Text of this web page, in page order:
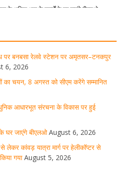
के अधिक आयु के बुजुर्गों के घर जाएंगे बीएलओ
सिंह धामी ने हरकी पैड़ी से लेकर कांवड़ यात्रा मार्ग
से शिवभक्तों पर पुष्पवर्षा कर उनका स्वागत किया गया
में कांवड़ यात्रा के दौरान मंगलवार को आस्था, सेवा
का अद्भुत संगम देखने को मिला
पर बनबसा रेलवे स्टेशन पर अमृतसर–टनकपुर
6, 2026
का चयन, 8 अगस्त को सीएम करेंगे सम्मानित
आधारभूत संरचना के विकास पर हुई
घर जाएंगे बीएलओ August 6, 2026
लेकर कांवड़ यात्रा मार्ग पर हेलीकॉप्टर से
गया August 5, 2026